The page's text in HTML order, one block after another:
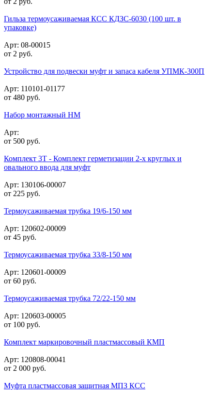
Гильза термоусаживаемая КСС КДЗС-6030 (100 шт. в
упаковке)
Арт: 08-00015
от 2 руб.
Устройство для подвески муфт и запаса кабеля УПМК-300П
Арт: 110101-01177
от 480 руб.
Набор монтажный НМ
Арт:
от 500 руб.
Комплект 3Т - Комплект герметизации 2-х круглых и
овального ввода для муфт
Арт: 130106-00007
от 225 руб.
Термоусаживаемая трубка 19/6-150 мм
Арт: 120602-00009
от 45 руб.
Термоусаживаемая трубка 33/8-150 мм
Арт: 120601-00009
от 60 руб.
Термоусаживаемая трубка 72/22-150 мм
Арт: 120603-00005
от 100 руб.
Комплект маркировочный пластмассовый КМП
Арт: 120808-00041
от 2 000 руб.
Муфта пластмассовая защитная МПЗ КСС